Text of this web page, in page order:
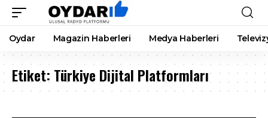
Oydar Magazin Haberleri Medya Haberleri
Etiket: Türkiye Dijital Platformları